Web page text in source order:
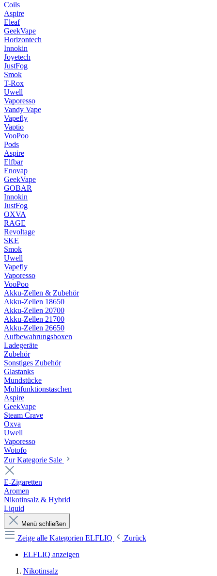
Coils
Aspire
Eleaf
GeekVape
Horizontech
Innokin
Joyetech
JustFog
Smok
T-Rox
Uwell
Vaporesso
Vandy Vape
Vapefly
Vaptio
VooPoo
Pods
Aspire
Elfbar
Enovap
GeekVape
GOBAR
Innokin
JustFog
OXVA
RAGE
Revoltage
SKE
Smok
Uwell
Vapefly
Vaporesso
VooPoo
Akku-Zellen & Zubehör
Akku-Zellen 18650
Akku-Zellen 20700
Akku-Zellen 21700
Akku-Zellen 26650
Aufbewahrungsboxen
Ladegeräte
Zubehör
Sonstiges Zubehör
Glastanks
Mundstücke
Multifunktionstaschen
Aspire
GeekVape
Steam Crave
Oxva
Uwell
Vaporesso
Wotofo
Zur Kategorie Sale
E-Zigaretten
Aromen
Nikotinsalz & Hybrid
Liquid
Menü schließen
Zeige alle Kategorien ELFLIQ
Zurück
ELFLIQ anzeigen
Nikotinsalz